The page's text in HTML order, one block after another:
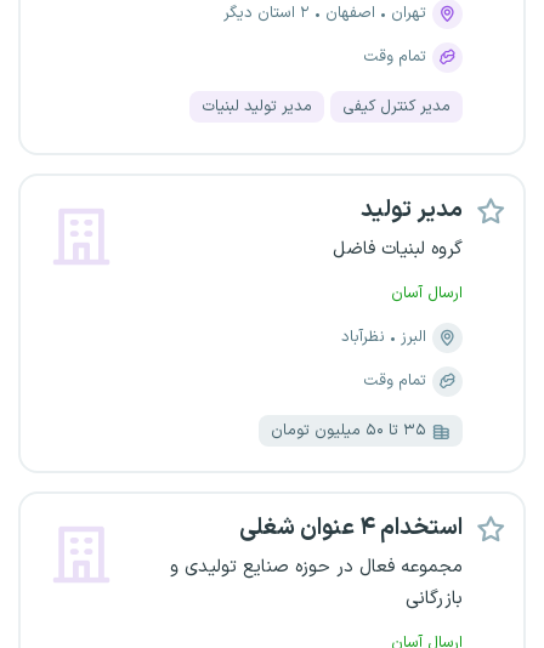
تهران
اصفهان
۲ استان دیگر
تمام وقت
مدیر کنترل کیفی مدیر تولید لبنیات
مدیر تولید
گروه لبنیات فاضل
ارسال آسان
البرز
نظرآباد
تمام وقت
۳۵ تا ۵۰ میلیون تومان
استخدام ۴ عنوان شغلی
مجموعه فعال در حوزه صنایع تولیدی و
بازرگانی
ارسال آسان